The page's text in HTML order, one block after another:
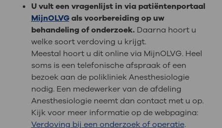
U vult een vragenlijst in via patiëntenportaal
MijnOLVGals voorbereiding op uw
behandeling of onderzoek.Daarna hoort u
welke soort verdoving u krijgt.
Meestal hoort u dit online via MijnOLVG. Heel
soms is een telefonische afspraak of een
bezoek aan de polikliniek Anesthesiologie
nodig. Een medewerker van de afdeling
Anesthesiologie neemt dan contact met u op.
Kijk voor meer informatie op de webpagina:
Verdoving bij een onderzoek of operatie.